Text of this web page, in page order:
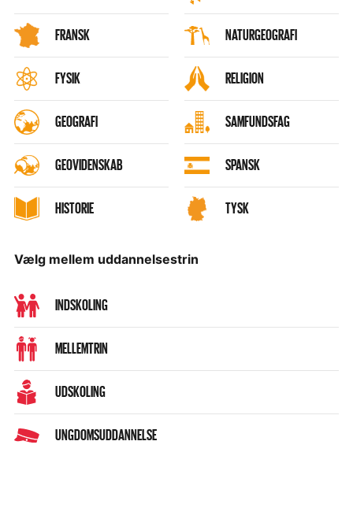
FRANSK
FYSIK
GEOGRAFI
GEOVIDENSKAB
HISTORIE
NATURGEOGRAFI
RELIGION
SAMFUNDSFAG
SPANSK
TYSK
Vælg mellem uddannelsestrin
INDSKOLING
MELLEMTRIN
UDSKOLING
UNGDOMSUDDANNELSE